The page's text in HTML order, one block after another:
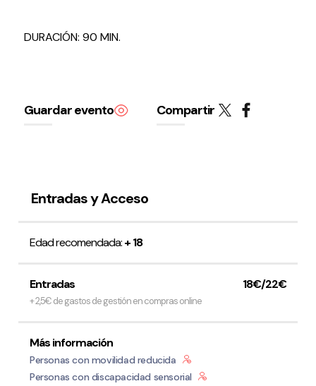
Proyecto Estratégico
DURACIÓN: 90 MIN.
Guardar evento Compartir
Entradas y Acceso
Edad recomendada:+ 18
Entradas 18€/22€
+ 2,5€ de gastos de gestión en compras online
Más información
Personas con movilidad reducida
Personas con discapacidad sensorial